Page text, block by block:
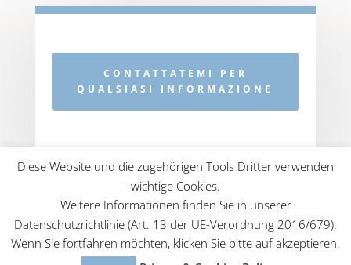
CONTATTATEMI PER
QUALSIASI INFORMAZIONE
Web DesignZonaZero Firenze | Copyright 2025
Brigitte Stetter- Traurednerin in Italien - P.Iva
Diese Website und die zugehörigen Tools Dritter verwenden
wichtige Cookies.
Weitere Informationen finden Sie in unserer
Datenschutzrichtlinie (Art. 13 der UE-Verordnung 2016/679).
Wenn Sie fortfahren möchten, klicken Sie bitte auf akzeptieren.